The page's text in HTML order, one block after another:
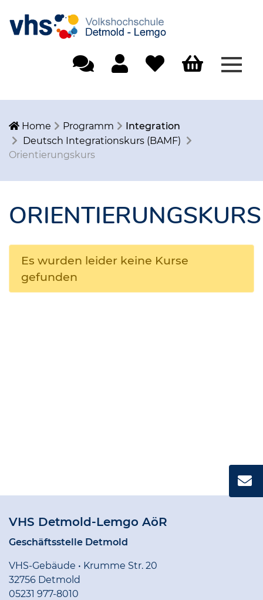
Home Programm
Integration
Deutsch Integrationskurs (BAMF)
Orientierungskurs
ORIENTIERUNGSKURS
Es wurden leider keine Kurse
gefunden
VHS Detmold-Lemgo AöR
Geschäftsstelle Detmold
VHS-Gebäude • Krumme Str. 20
32756 Detmold
05231 977-8010